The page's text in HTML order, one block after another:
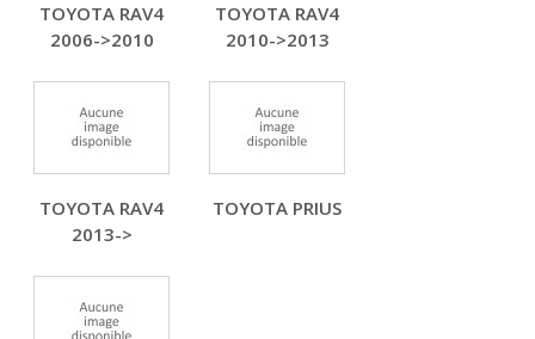
TOYOTA RAV4
2006->2010
TOYOTA RAV4
2010->2013
TOYOTA RAV4
2013->
TOYOTA PRIUS